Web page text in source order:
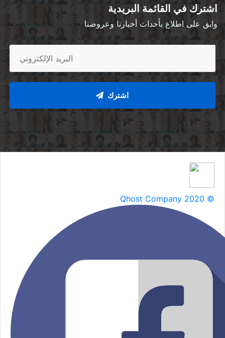
اشترك في القائمة البريدية
وابق على اطلاع بأحداث أخبارنا وعروضنا
اشترك
Qhost Company 2020 ©